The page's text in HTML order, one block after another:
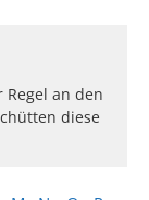
an den
diese